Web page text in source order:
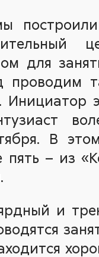
для
проводим
Инициатор
В
– из
и